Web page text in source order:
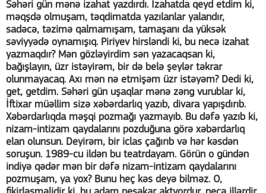
Səhəri gün mənə izahat yazdırdı. İzahatda qeyd etdim ki,
məqşdə olmuşam, təqdimatda yazılanlar yalandır,
sadəcə, təzimə qalmamışam, tamaşanı da yüksək
səviyyədə oynamışıq. Piriyev hirsləndi ki, bu necə izahat
yazmaqdır? Mən gözləyirdim sən yazacaqsan ki,
bağışlayın, üzr istəyirəm, bir də belə şeylər təkrar
olunmayacaq. Axı mən nə etmişəm üzr istəyəm? Dedi ki,
get, getdim. Səhəri gün uşaqlar mənə zəng vurublar ki,
İftixar müəllim sizə xəbərdarlıq yazıb, divara yapışdırıb.
Xəbərdarlıqda məşqi pozmağı yazmayıb. Bu dəfə yazıb ki,
nizam-intizam qaydalarını pozduğuna görə xəbərdarlıq
elan olunsun. Deyirəm, bir iclas çağırıb və hər kəsdən
soruşun. 1989-cu ildən bu teatrdayam. Görün o gündən
indiyə qədər mən bir dəfə nizam-intizam qaydalarını
pozmuşam, ya yox? Bunu heç kəs deyə bilməz. O,